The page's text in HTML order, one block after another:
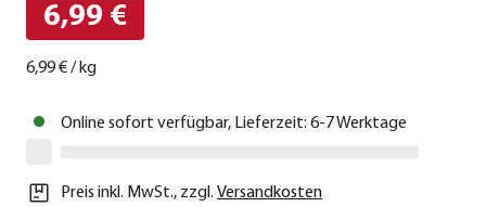
6,99 €
6,99 €/ kg
Online sofort verfügbar, Lieferzeit: 6-7 Werktage
Preis inkl. MwSt., zzgl. Versandkosten